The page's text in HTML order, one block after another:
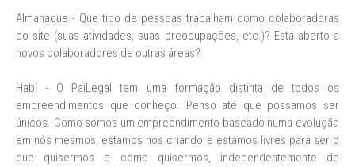
Almanaque - Que tipo de pessoas trabalham como colaboradoras
do site (suas atividades, suas preocupações, etc.)? Está aberto a
novos colaboradores de outras áreas?
Habl - O PaiLegal tem uma formação distinta de todos os
empreendimentos que conheço. Penso até que possamos ser
únicos. Como somos um empreendimento baseado numa evolução
em nós mesmos, estamos nos criando e estamos livres para ser o
que quisermos e como quisermos, independentemente de